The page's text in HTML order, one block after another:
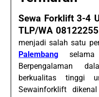
Sewa Forklift 3-4
TLP/WA
menjadi salah satu
Palembang
Berpengalaman
berkualitas tinggi
Sewainforklift